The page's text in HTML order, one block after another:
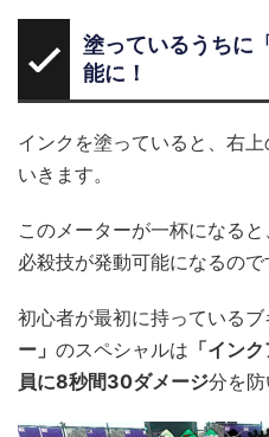
塗っているうちに
能に！
インクを塗っていると、右
いきます。
このメーターが一杯になると
必殺技が発動可能になるので
初心者が最初に持っているブ
ー」 のスペシャルは 「イン
員に8秒間30ダメージ分を防